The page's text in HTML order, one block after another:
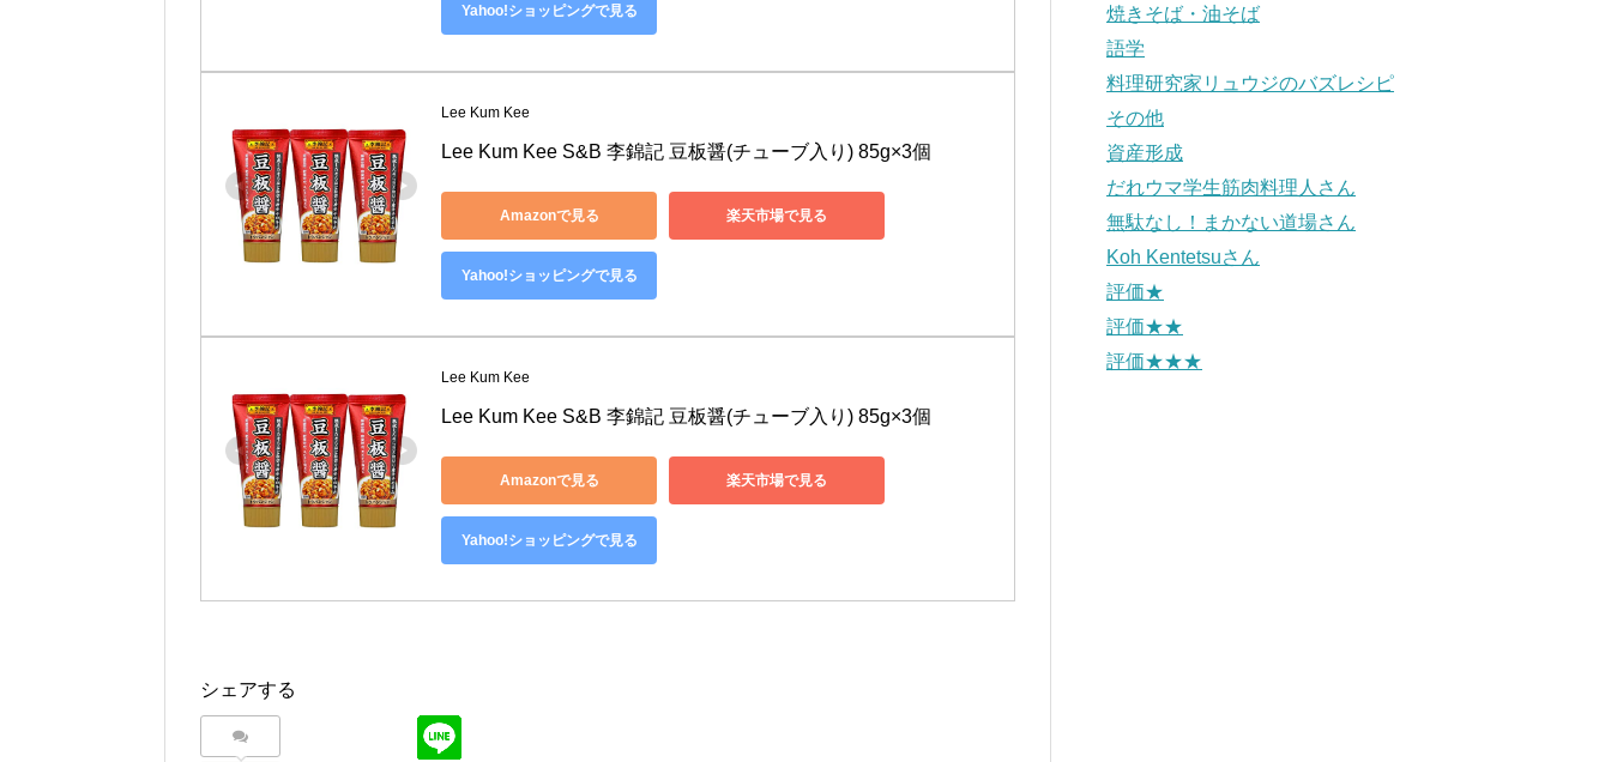
Yahoo!ショッピングで見る
Lee Kum Kee
Lee Kum Kee S&B 李錦記 豆板醤(チューブ入り) 85g×3個
Amazonで見る 楽天市場で見る
Yahoo!ショッピングで見る
Lee Kum Kee
Lee Kum Kee S&B 李錦記 豆板醤(チューブ入り) 85g×3個
Amazonで見る 楽天市場で見る
Yahoo!ショッピングで見る
シェアする
焼きそば・油そば
語学
料理研究家リュウジのバズレシピ
その他
資産形成
だれウマ学生筋肉料理人さん
無駄なし！まかない道場さん
Koh Kentetsuさん
評価★
評価★★
評価★★★